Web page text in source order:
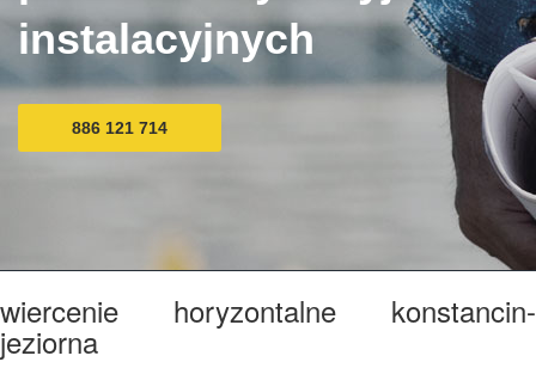
instalacyjnych
886 121 714
wiercenie horyzontalne konstancin-
jeziorna